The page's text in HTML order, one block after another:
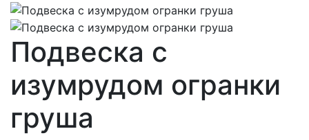
Подвеска с
изумрудом огранки
груша